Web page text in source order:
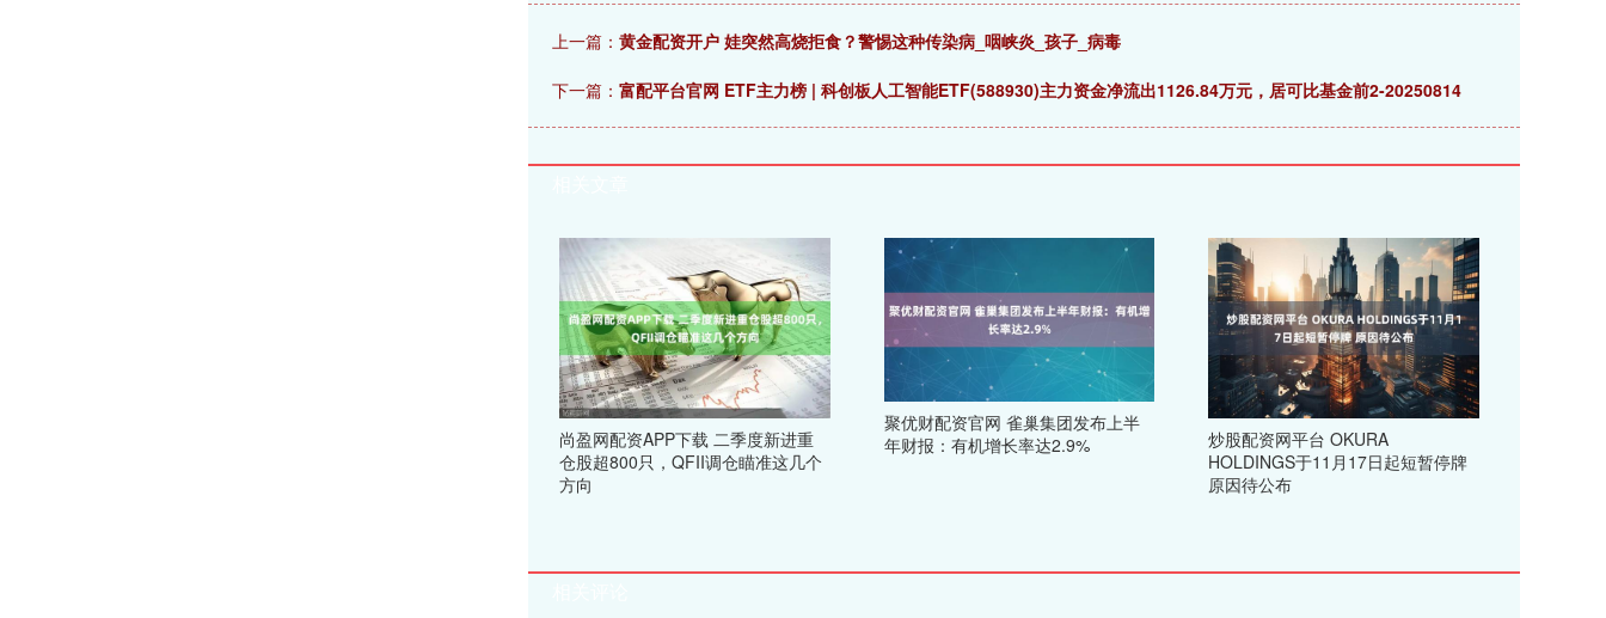
上一篇： 黄金配资开户 娃突然高烧拒食？警惕这种传染病_咽峡炎_孩子_病毒
下一篇： 富配平台官网 ETF主力榜 | 科创板人工智能ETF(588930)主力资金净流出1126.84万元，居可比基金前2-20250814
尚盈网配资APP下载 二季度新进重
仓股超800只，QFII调仓瞄准这几个
方向
聚优财配资官网 雀巢集团发布上半
年财报：有机增长率达2.9%
炒股配资网平台 OKURA
HOLDINGS于11月17日起短暂停牌
原因待公布